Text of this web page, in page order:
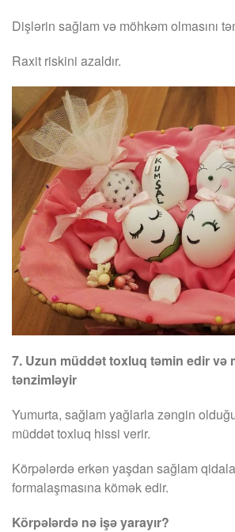
Dişlərin sağlam və möhkəm olmasını
Raxit riskini azaldır.
7. Uzun müddət toxluq təmin edir və
tənzimləyir
Yumurta, sağlam yağlarla zəngin
müddət toxluq hissi verir.
Körpələrdə erkən yaşdan sağlam
formalaşmasına kömək edir.
Körpələrdə nə işə yarayır?